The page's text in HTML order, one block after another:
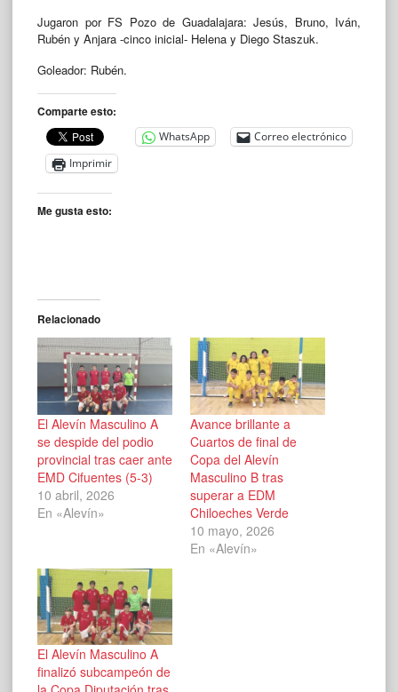
Jugaron por FS Pozo de Guadalajara: Jesús, Bruno, Iván,
Rubén y Anjara -cinco inicial- Helena y Diego Staszuk.
Goleador: Rubén.
Comparte esto:
WhatsApp
Correo electrónico
Imprimir
Me gusta esto:
Relacionado
El Alevín Masculino A
se despide del podio
provincial tras caer ante
EMD Cifuentes (5-3)
10 abril, 2026
En «Alevín»
Avance brillante a
Cuartos de final de
Copa del Alevín
Masculino B tras
superar a EDM
Chiloeches Verde
10 mayo, 2026
En «Alevín»
El Alevín Masculino A
finalizó subcampeón de